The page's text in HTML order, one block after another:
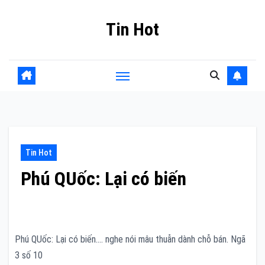
Tin Hot
Tin Hot
Phú QUốc: Lại có biến
Phú QUốc: Lại có biến…. nghe nói mâu thuẫn dành chỗ bán. Ngã
3 số 10